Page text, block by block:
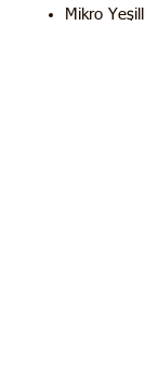
Mikro